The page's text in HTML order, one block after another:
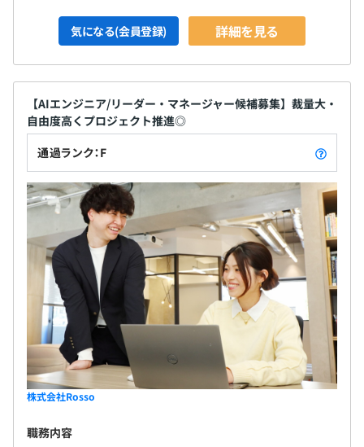
気になる(会員登録) 詳細を見る
【AIエンジニア/リーダー・マネージャー候補募集】裁量大・
自由度高くプロジェクト推進◎
通過ランク：F
株式会社Rosso
職務内容